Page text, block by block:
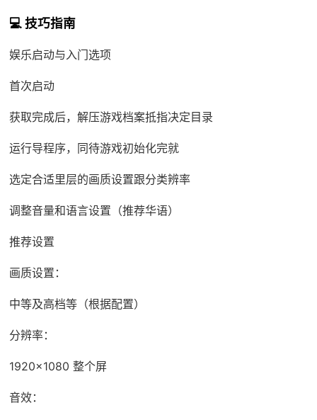
💻 技巧指南
娱乐启动与入门选项
首次启动
获取完成后，解压游戏档案抵指决定目录
运行导程序，同待游戏初始化完就
选定合适里层的画质设置跟分类辨率
调整音量和语言设置（推荐华语）
推荐设置
画质设置：
中等及高档等（根据配置）
分辨率：
1920x1080 整个屏
音效：